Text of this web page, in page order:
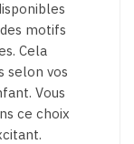
motifs
Cela
selon vos
Vous
ce choix